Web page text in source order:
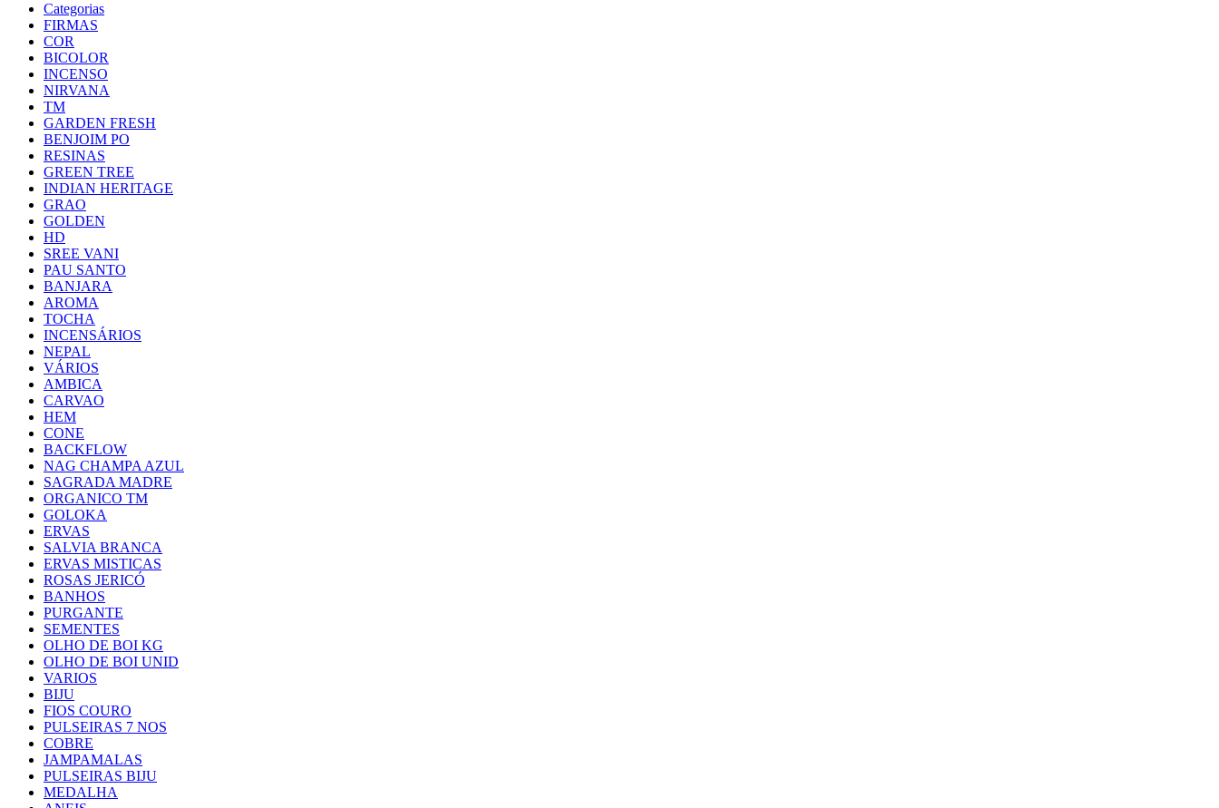
Categorias
FIRMAS
COR
BICOLOR
INCENSO
NIRVANA
TM
GARDEN FRESH
BENJOIM PO
RESINAS
GREEN TREE
INDIAN HERITAGE
GRAO
GOLDEN
HD
SREE VANI
PAU SANTO
BANJARA
AROMA
TOCHA
INCENSÁRIOS
NEPAL
VÁRIOS
AMBICA
CARVAO
HEM
CONE
BACKFLOW
NAG CHAMPA AZUL
SAGRADA MADRE
ORGANICO TM
GOLOKA
ERVAS
SALVIA BRANCA
ERVAS MISTICAS
ROSAS JERICÓ
BANHOS
PURGANTE
SEMENTES
OLHO DE BOI KG
OLHO DE BOI UNID
VARIOS
BIJU
FIOS COURO
PULSEIRAS 7 NOS
COBRE
JAMPAMALAS
PULSEIRAS BIJU
MEDALHA